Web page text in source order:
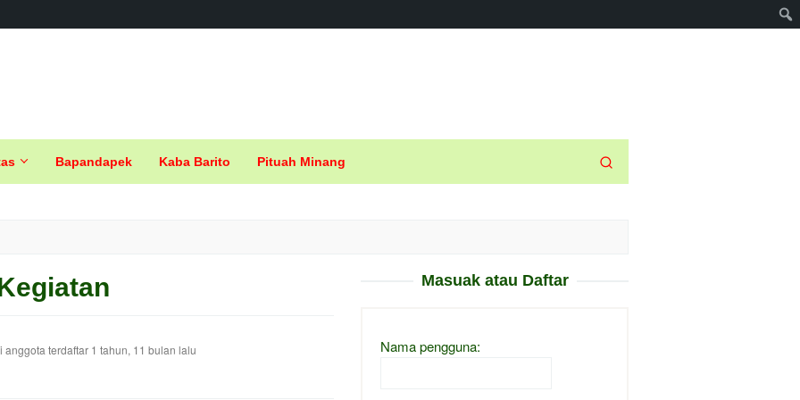
Bapandapek Kaba Barito Pituah Minang
anggota terdaftar 1 tahun, 11 bulan lalu
Masuak atau Daftar
Nama pengguna: